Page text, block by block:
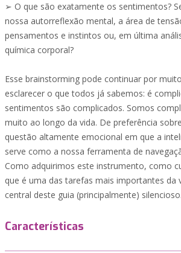
➢ O que são exatamente os sentimentos?
nossa autorreflexão mental, a área de
pensamentos e instintos ou, em última
química corporal?
Esse brainstorming pode continuar por
esclarecer o que todos já sabemos: é
sentimentos são complicados. Somos
muito ao longo da vida. De preferência
questão altamente emocional em que a
serve como a nossa ferramenta de
Como adquirimos este instrumento, como
que é uma das tarefas mais importantes da
central deste guia (principalmente) silencioso.
Características